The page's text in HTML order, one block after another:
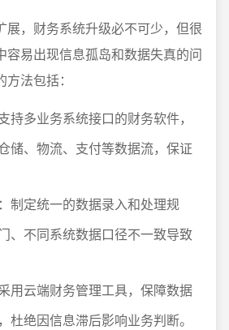
展，财务系统升级必不可少，但很
容易出现信息孤岛和数据失真的问
法包括：
持多业务系统接口的财务软件，
储、物流、支付等数据流，保证
：制定统一的数据录入和处理规
、不同系统数据口径不一致导致
用云端财务管理工具，保障数据
杜绝因信息滞后影响业务判断。